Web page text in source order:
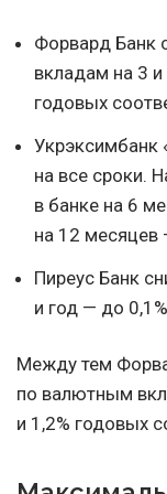
Форвард Банк
вкладам на 3
годовых
Укрэксимбанк
на все сроки.
в банке на 6
на 12 месяцев
Пиреус Банк
и год — до
Между тем
по валютным
и 1,2% годовых